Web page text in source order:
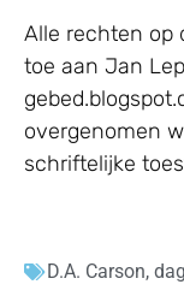
Alle rechten op
toe aan Jan
overgenomen
schriftelijke
D.A. Carson,